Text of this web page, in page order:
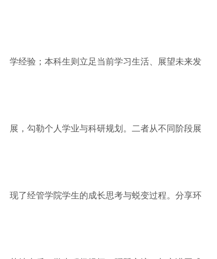
学经验；本科生则立足当前学习生活、展望未来发
展，勾勒个人学业与科研规划。二者从不同阶段展
现了经管学院学生的成长思考与蜕变过程。分享环